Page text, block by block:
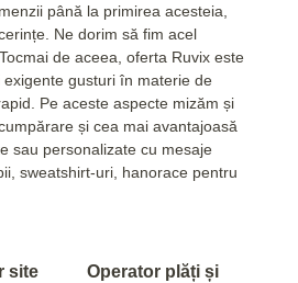
până la primirea acesteia,
Ne dorim să fim acel
de aceea, oferta Ruvix este
gusturi în materie de
Pe aceste aspecte mizăm și
și cea mai avantajoasă
sau personalizate cu mesaje
sweatshirt-uri, hanorace pentru
site Operator plăți și